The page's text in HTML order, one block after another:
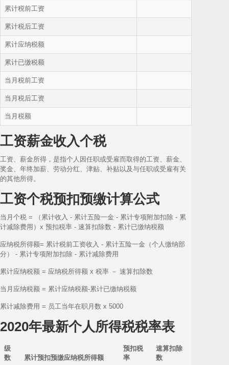
累计税前工资
累计税后工资
累计应纳税额
累计已缴税额
当月税前工资
当月税后工资
当月税额
工资薪金收入个税
工资、薪金所得，是指个人因任职或受雇而取得的工资、薪金、
奖金、年终加薪、劳动分红、津贴、补贴以及与任职或受雇有关
的其他所得。
工资个税预扣预缴计算公式
当月个税 = （累计收入 - 累计五险一金 - 累计专项附加扣除 - 累
计减除费用）x 预扣税率 - 速算扣除数 - 累计已缴纳税额
应纳税所得额= 累计税前工资收入 - 累计五险一金（个人缴纳部
分） - 累计专项附加扣除 - 累计减除费用
累计应纳税额 = 应纳税所得额 x 税率 － 速算扣除数
当月应纳税额 = 累计应纳税额-累计已缴纳税额
累计减除费用 = 员工当年在职月数 x 5000
2020年最新个人所得税税率表
级
数
累计预扣预缴应纳税所得额
预扣税
率
速算扣除
数